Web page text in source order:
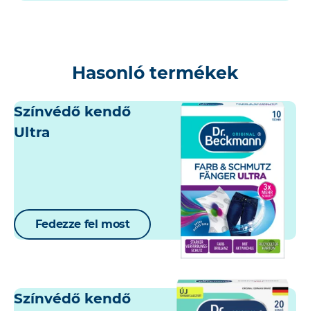
Hasonló termékek
Színvédő kendő
Ultra
Fedezze fel most
Színvédő kendő